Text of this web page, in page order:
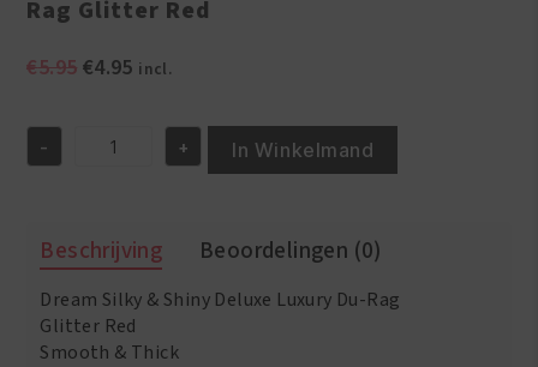
Rag Glitter Red
€5.95 Oorspronkelijke
€5.95.
€4.95Huidige
€4.95.
incl.
Dream
Deluxe
Luxury
Du-
Rag
Glitter
- + In Winkelmand
Beschrijving Beoordelingen (0)
Dream Silky & Shiny Deluxe Luxury Du-Rag
Glitter Red
Smooth & Thick